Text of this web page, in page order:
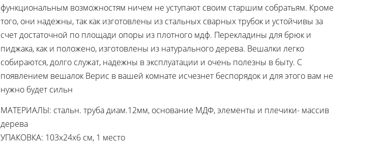
функциональным возможностям ничем не уступают своим старшим собратьям. Кроме
того, они надежны, так как изготовлены из стальных сварных трубок и устойчивы за
счет достаточной по площади опоры из плотного мдф. Перекладины для брюк и
пиджака, как и положено, изготовлены из натурального дерева. Вешалки легко
собираются, долго служат, надежны в эксплуатации и очень полезны в быту. С
появлением вешалок Верис в вашей комнате исчезнет беспорядок и для этого вам не
нужно будет сильн
МАТЕРИАЛЫ: стальн. труба диам.12мм, основание МДФ, элементы и плечики- массив
дерева
УПАКОВКА: 103х24х6 см, 1 место